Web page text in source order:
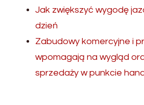
Jak zwiększyć wygodę
dzień
Zabudowy komercyjne i
wpomagają na wygląd
sprzedaży w punkcie